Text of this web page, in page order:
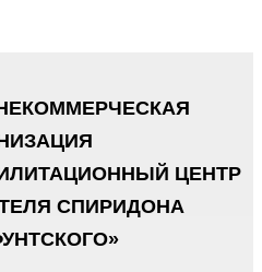
ЦЕНТР
СПИРИДОНА